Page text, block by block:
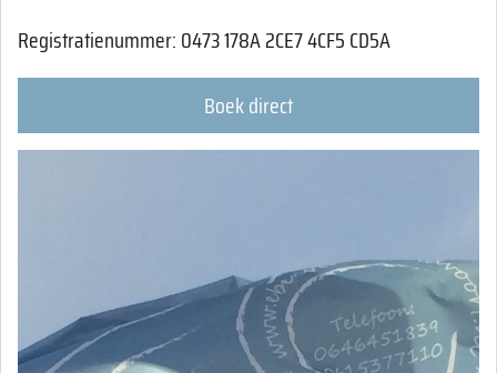
Registratienummer: 0473 178A 2CE7 4CF5 CD5A
Boek direct